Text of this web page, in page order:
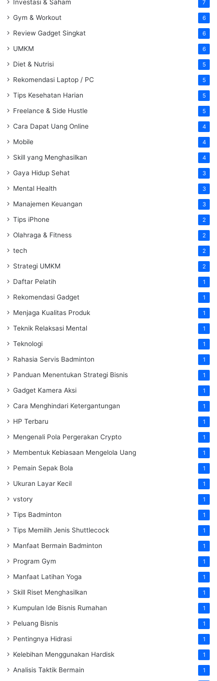
Investasi & Saham 7
Gym & Workout 6
Review Gadget Singkat 6
UMKM 6
Diet & Nutrisi 5
Rekomendasi Laptop / PC 5
Tips Kesehatan Harian 5
Freelance & Side Hustle 5
Cara Dapat Uang Online 4
Mobile 4
Skill yang Menghasilkan 4
Gaya Hidup Sehat 3
Mental Health 3
Manajemen Keuangan 3
Tips iPhone 2
Olahraga & Fitness 2
tech 2
Strategi UMKM 2
Daftar Pelatih 1
Rekomendasi Gadget 1
Menjaga Kualitas Produk 1
Teknik Relaksasi Mental 1
Teknologi 1
Rahasia Servis Badminton 1
Panduan Menentukan Strategi Bisnis 1
Gadget Kamera Aksi 1
Cara Menghindari Ketergantungan 1
HP Terbaru 1
Mengenali Pola Pergerakan Crypto 1
Membentuk Kebiasaan Mengelola Uang 1
Pemain Sepak Bola 1
Ukuran Layar Kecil 1
vstory 1
Tips Badminton 1
Tips Memilih Jenis Shuttlecock 1
Manfaat Bermain Badminton 1
Program Gym 1
Manfaat Latihan Yoga 1
Skill Riset Menghasilkan 1
Kumpulan Ide Bisnis Rumahan 1
Peluang Bisnis 1
Pentingnya Hidrasi 1
Kelebihan Menggunakan Hardisk 1
Analisis Taktik Bermain 1